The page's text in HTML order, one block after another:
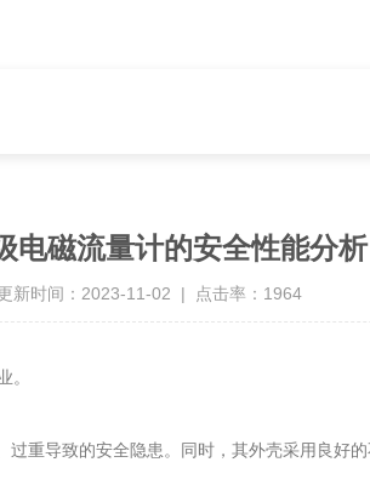
电磁流量计的安全性能分析
新时间：2023-11-02 | 点击率：1964
。
导致的安全隐患。同时，其外壳采用良好